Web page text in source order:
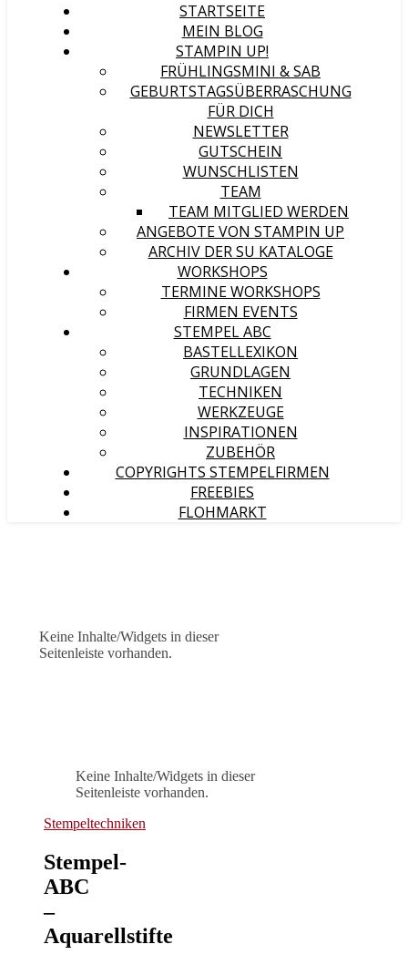
STARTSEITE
MEIN BLOG
STAMPIN UP!
FRÜHLINGSMINI & SAB
GEBURTSTAGSÜBERRASCHUNG
FÜR DICH
NEWSLETTER
GUTSCHEIN
WUNSCHLISTEN
TEAM
TEAM MITGLIED WERDEN
ANGEBOTE VON STAMPIN UP
ARCHIV DER SU KATALOGE
WORKSHOPS
TERMINE WORKSHOPS
FIRMEN EVENTS
STEMPEL ABC
BASTELLEXIKON
GRUNDLAGEN
TECHNIKEN
WERKZEUGE
INSPIRATIONEN
ZUBEHÖR
COPYRIGHTS STEMPELFIRMEN
FREEBIES
FLOHMARKT
Keine Inhalte/Widgets in dieser
Seitenleiste vorhanden.
Keine Inhalte/Widgets in dieser
Seitenleiste vorhanden.
Stempeltechniken
Stempel-
ABC
–
Aquarellstifte